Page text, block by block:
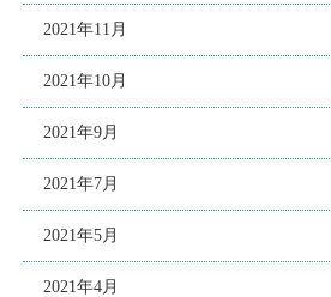
2021年11月
2021年10月
2021年9月
2021年7月
2021年5月
2021年4月